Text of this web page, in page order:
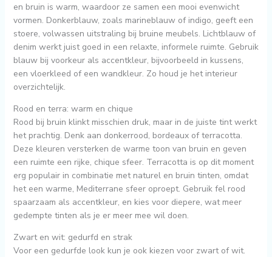
en bruin is warm, waardoor ze samen een mooi evenwicht
vormen. Donkerblauw, zoals marineblauw of indigo, geeft een
stoere, volwassen uitstraling bij bruine meubels. Lichtblauw of
denim werkt juist goed in een relaxte, informele ruimte. Gebruik
blauw bij voorkeur als accentkleur, bijvoorbeeld in kussens,
een vloerkleed of een wandkleur. Zo houd je het interieur
overzichtelijk.
Rood en terra: warm en chique
Rood bij bruin klinkt misschien druk, maar in de juiste tint werkt
het prachtig. Denk aan donkerrood, bordeaux of terracotta.
Deze kleuren versterken de warme toon van bruin en geven
een ruimte een rijke, chique sfeer. Terracotta is op dit moment
erg populair in combinatie met naturel en bruin tinten, omdat
het een warme, Mediterrane sfeer oproept. Gebruik fel rood
spaarzaam als accentkleur, en kies voor diepere, wat meer
gedempte tinten als je er meer mee wil doen.
Zwart en wit: gedurfd en strak
Voor een gedurfde look kun je ook kiezen voor zwart of wit.